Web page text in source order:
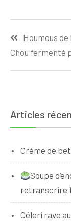
Houmous
Chou fermenté
Articles
Crème de
Soupe
retranscrire
Céleri rave